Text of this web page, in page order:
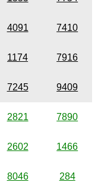
4091 7410
1174 7916
7245 9409
2821 7890
2602 1466
8046 284